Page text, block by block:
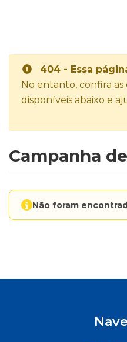
404 - Essa
No entanto, confira
disponíveis abaixo e
Campanha
Não foram